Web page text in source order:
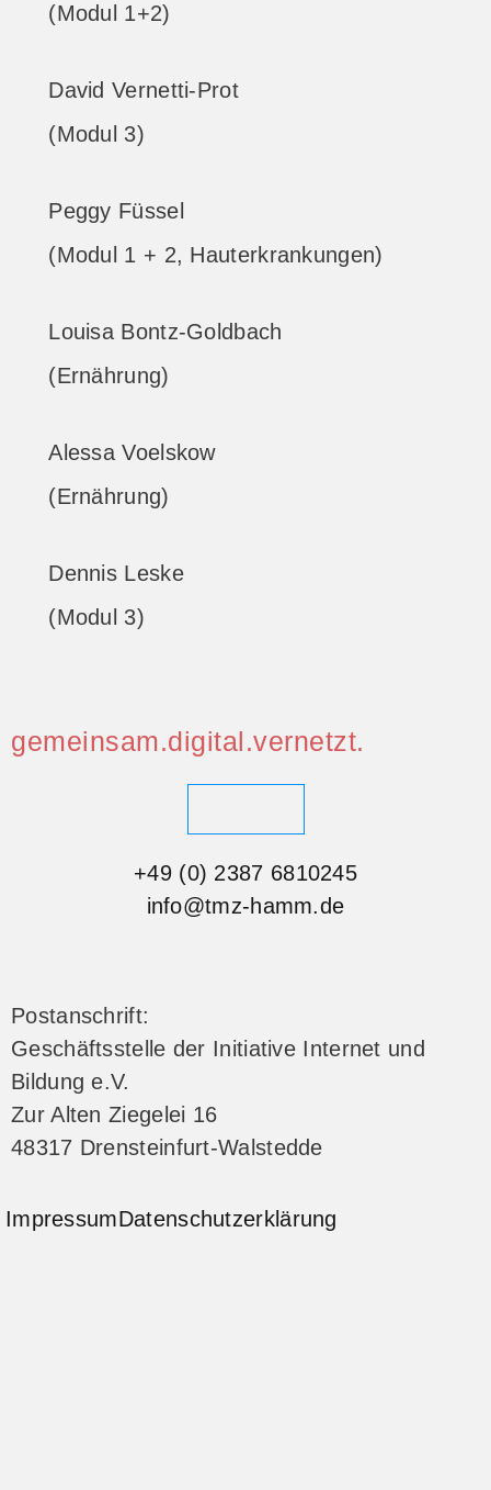
(Modul 1+2)
David Vernetti-Prot
(Modul 3)
Peggy Füssel
(Modul 1 + 2, Hauterkrankungen)
Louisa Bontz-Goldbach
(Ernährung)
Alessa Voelskow
(Ernährung)
Dennis Leske
(Modul 3)
gemeinsam.digital.vernetzt.
+49 (0) 2387 6810245
info@tmz-hamm.de
Postanschrift:
Geschäftsstelle der Initiative Internet und
Bildung e.V.
Zur Alten Ziegelei 16
48317 Drensteinfurt-Walstedde
ImpressumDatenschutzerklärung